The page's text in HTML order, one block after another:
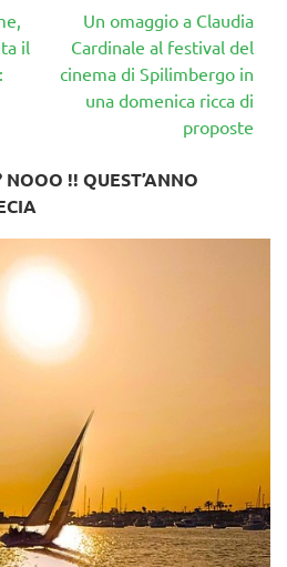
il
Un omaggio a Claudia
Cardinale al festival del
cinema di Spilimbergo in
una domenica ricca di
proposte
!! QUEST’ANNO